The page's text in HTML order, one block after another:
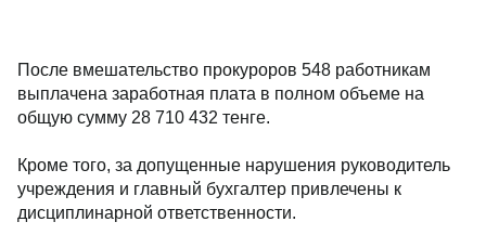
После вмешательство прокуроров 548 работникам
выплачена заработная плата в полном объеме на
общую сумму 28 710 432 тенге.
Кроме того, за допущенные нарушения руководитель
учреждения и главный бухгалтер привлечены к
дисциплинарной ответственности.